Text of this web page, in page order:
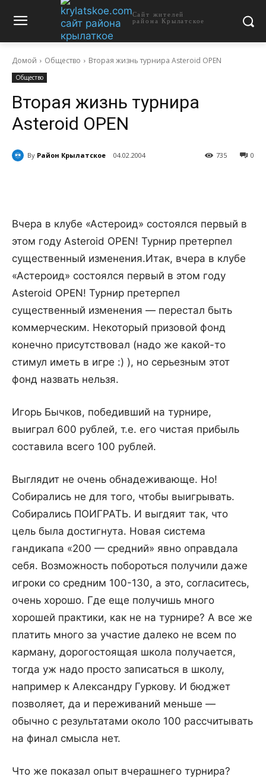
Сайт жителей
района Крылатское
Домой Общество Вторая жизнь турнира Asteroid OPEN
Общество
Вторая жизнь турнира
Asteroid OPEN
By Район Крылатское 04.02.2004 0
735
Вчера в клубе «Астероид» состоялся первый в
этом году Asteroid OPEN! Турнир претерпел
существенный изменения.Итак, вчера в клубе
«Астероид» состоялся первый в этом году
Asteroid OPEN! Турнир претерпел
существенный изменения — перестал быть
коммерческим. Некоторый призовой фонд
конечно присутствовал (надо же какой-то
стимул иметь в игре :) ), но серьезным этот
фонд назвать нельзя.
Игорь Бычков, победивший на турнире,
выиграл 600 рублей, т.е. его чистая прибыль
составила всего 100 рублей.
Выглядит не очень обнадеживающе. Но!
Собирались не для того, чтобы выигрывать.
Собирались ПОИГРАТЬ. И выгдяит так, что
цель была достигнута. Новая система
гандикапа «200 — средний» явно оправдала
себя. Возможность побороться получили даже
игроки со средним 100-130, а это, согласитесь,
очень хорошо. Где еще получишь много
хорошей практики, как не на турнире? А все же
платить много за участие далеко не всем по
карману, дорогостоящая школа получается,
тогда уж надо просто записаться в школу,
например к Александру Гуркову. И бюджет
позволяет, да и переживаний меньше —
обычно с результатами около 100 рассчитывать
на финал смысла нет.
Что же показал опыт вчерашнего турнира?